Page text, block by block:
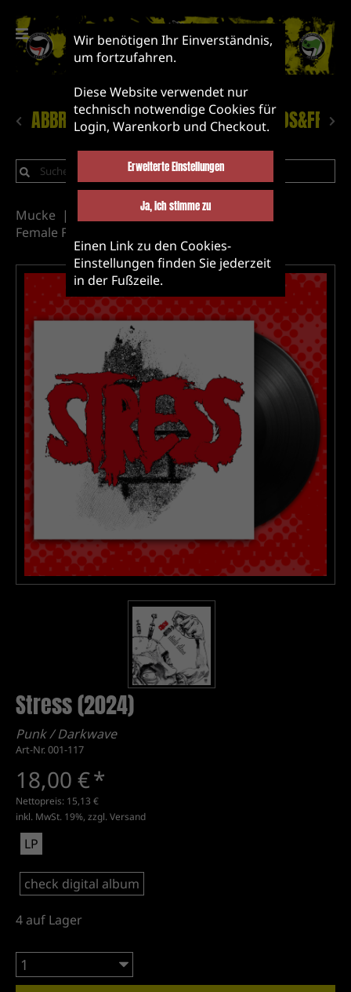
ABBRUCH! NEUHEITEN
Mucke
Label&Bands&Friends
Female Fronted
Stress (2024)
Punk / Darkwave
Art-Nr. 001-117
18,00 €*
Nettopreis: 15,13 €
inkl. MwSt. 19%, zzgl.Versand
LP
check digital album
4 auf Lager
Wir benötigen Ihr Einverständnis,
um fortzufahren.
Diese Website verwendet nur
technisch notwendige Cookies für
Login, Warenkorb und Checkout.
Erweiterte Einstellungen
Ja, ich stimme zu
Einen Link zu den Cookies-
Einstellungen finden Sie jederzeit
in der Fußzeile.